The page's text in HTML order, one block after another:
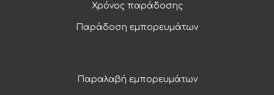
Χρόνος παράδοσης
Παράδοση εμπορευμάτων
Παραλαβή εμπορευμάτων